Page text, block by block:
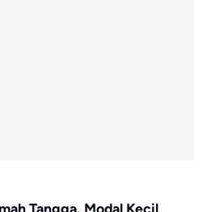
Tangga, Modal Kecil